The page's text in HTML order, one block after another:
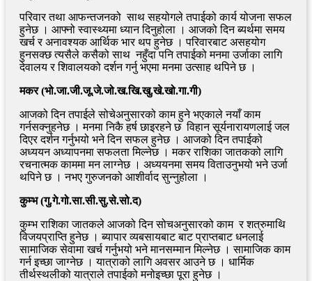
परिवार तथा आफन्तजनको साथ सहयोगले तपाईको कार्य योजना सफल
हुनेछ । आफ्नो स्वास्थ्यमा ध्यान दिनुहोला । आजको दिन ब्यर्थमा समय
खर्च र अनावश्यक आर्थिक भार थप हुनेछ । परिवारबाट असहयोग
हुनसक्छ त्यसैले कसैको साथ नहुँदा पनि तपाईको मनमा उर्जाका लागि
देवालय र शिवालयको दर्शन गर्नु भएमा मनमा उत्साह थपिने छ ।
मकर (भो.जा.जी.जू.जे.जो.ख.खि.खु.खे.खो.गा.गी)
आजको दिन तपाईले सोचेअनुसारको काम हुने भएकाले नयाँ काम
गर्नसक्नुहनेछ । मनमा निकै हर्ष छाइरहने छ विहान सूर्यनारायणलाई जल
दिएर दर्शन गर्नुभयो भने दिन सफल हुनेछ । आजको दिन तपाईको
अध्ययन अध्यापनमा सफलता मिल्नेछ । मकर राशिका जातकको लागि
रचनात्मक काममा मन लाग्नेछ । अध्ययनमा समय विताउनुभयो भने उर्जा
थपिने छ । नभए गुरुजनको आशीर्वाद सुन्नुहोला ।
कुम्भ (गु.गे.गो.सा.सी.सु.से.सो.द)
कुम्भ राशिका जातकले आजको दिन सोचअनुसारको काम र शत्रुमाथि
विजयप्राप्ति हुनेछ । ब्यापार व्यबसायबाट बाट प्राप्तबाट धनलाई
सामाजिक सेवामा खर्च गर्नुभयो भने मानसम्मान मिल्नेछ । सामाजिक काम
गर्न इच्छा जाग्नेछ । यात्राको लागि अवसर आउने छ । धार्मिक
तीर्थस्थलीको यात्राले तपाईको मनोइच्छा पूरा हुनेछ ।